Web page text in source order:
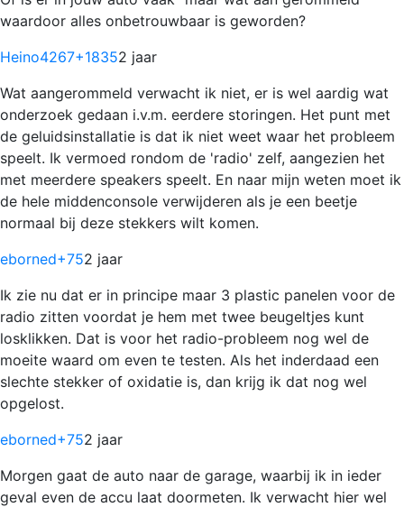
waardoor alles onbetrouwbaar is geworden?
Heino4267+18352 jaar
Wat aangerommeld verwacht ik niet, er is wel aardig wat
onderzoek gedaan i.v.m. eerdere storingen. Het punt met
de geluidsinstallatie is dat ik niet weet waar het probleem
speelt. Ik vermoed rondom de 'radio' zelf, aangezien het
met meerdere speakers speelt. En naar mijn weten moet ik
de hele middenconsole verwijderen als je een beetje
normaal bij deze stekkers wilt komen.
eborned+752 jaar
Ik zie nu dat er in principe maar 3 plastic panelen voor de
radio zitten voordat je hem met twee beugeltjes kunt
losklikken. Dat is voor het radio-probleem nog wel de
moeite waard om even te testen. Als het inderdaad een
slechte stekker of oxidatie is, dan krijg ik dat nog wel
opgelost.
eborned+752 jaar
Morgen gaat de auto naar de garage, waarbij ik in ieder
geval even de accu laat doormeten. Ik verwacht hier wel